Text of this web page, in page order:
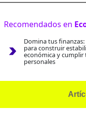
Recomendados en
Domina tus finanzas:
para construir
económica y cumplir
personales